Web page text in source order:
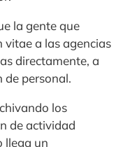
la gente que
vitae a las agencias
directamente, a
de personal.
los
de actividad
llega un